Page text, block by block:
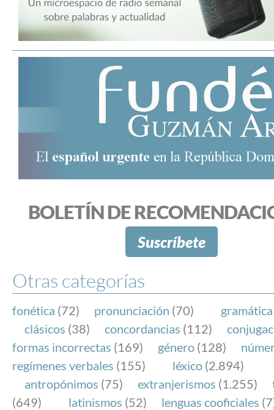
BOLETÍN DE
Suscríbete
Otras categorías
fonética (72) pronunciación (70) gramática
clásicos (38) concordancias (112)
formas incorrectas (169) género (128)
regímenes verbales (155) léxico (2.894)
antropónimos (75) extranjerismos (1.255)
(649)
latinismos (52) lenguas cooficiales